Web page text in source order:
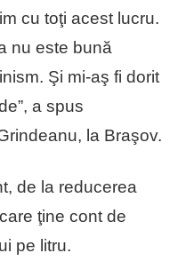
cu toţi acest lucru.
nu este bună
Şi mi-aş fi dorit
a spus
la Braşov.
de la reducerea
ţine cont de
pe litru.